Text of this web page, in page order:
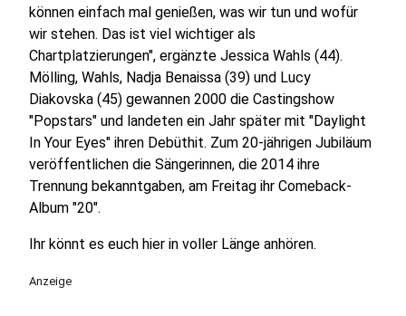
können einfach mal genießen, was wir tun und wofür
wir stehen. Das ist viel wichtiger als
Chartplatzierungen", ergänzte Jessica Wahls (44).
Mölling, Wahls, Nadja Benaissa (39) und Lucy
Diakovska (45) gewannen 2000 die Castingshow
"Popstars" und landeten ein Jahr später mit "Daylight
In Your Eyes" ihren Debüthit. Zum 20-jährigen Jubiläum
veröffentlichen die Sängerinnen, die 2014 ihre
Trennung bekanntgaben, am Freitag ihr Comeback-
Album "20".
Ihr könnt es euch hier in voller Länge anhören.
Anzeige